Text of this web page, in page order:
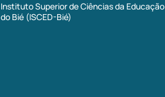
Instituto Superior de Ciências da Educação
do Bié (ISCED-Bié)